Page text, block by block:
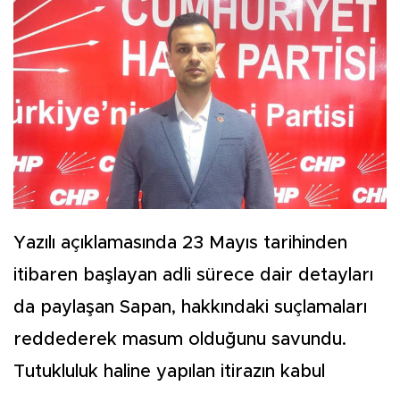
Yazılı açıklamasında 23 Mayıs tarihinden
itibaren başlayan adli sürece dair detayları
da paylaşan Sapan, hakkındaki suçlamaları
reddederek masum olduğunu savundu.
Tutukluluk haline yapılan itirazın kabul